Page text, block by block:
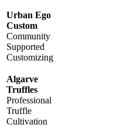
Urban Ego
Custom
Community
Supported
Customizing
Algarve
Truffles
Professional
Truffle
Cultivation